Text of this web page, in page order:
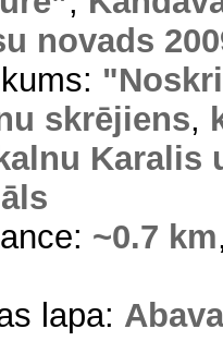
novads
skrējiens,
Karalis
~0.7 km
lapa: